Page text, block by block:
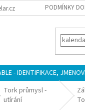
PODMÍNKY
- IDENTIFIKACE,
Tork průmysl -
utírání